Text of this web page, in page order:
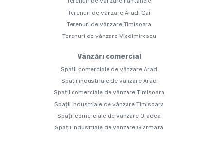
Terenuri de vânzare Arad, Gai
Terenuri de vânzare Timisoara
Terenuri de vânzare Vladimirescu
Vânzări comercial
Spații comerciale de vânzare Arad
Spații industriale de vânzare Arad
Spații comerciale de vânzare Timisoara
Spații industriale de vânzare Timisoara
Spații comerciale de vânzare Oradea
Spații industriale de vânzare Giarmata